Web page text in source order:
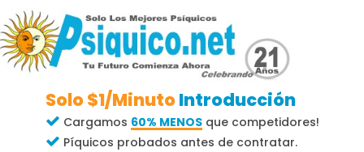
Solo $1/MinutoIntroducción
Cargamos 60% MENOSque competidores!
Píquicos probados antes de contratar.